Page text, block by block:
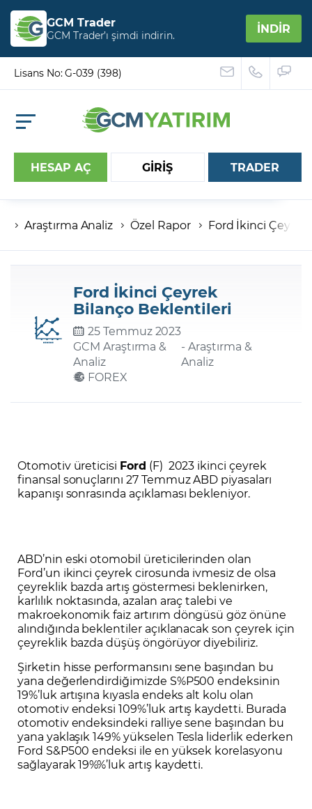
GCM Trader
GCM Trader’ı şimdi indirin. İNDİR
Lisans No: G-039 (398)
HESAP AÇ GİRİŞ
Hesap numaranız
Şifreniz
Şifremi Unuttum
TRADER
Araştırma Analiz Özel Rapor Ford İkinci
Ford İkinci Çeyrek
Bilanço Beklentileri
25 Temmuz 2023
GCM Araştırma &
Analiz
- Araştırma &
Analiz
FOREX
Otomotiv üreticisi Ford (F) 2023 ikinci çeyrek
finansal sonuçlarını 27 Temmuz ABD piyasaları
kapanışı sonrasında açıklaması bekleniyor.
ABD’nin eski otomobil üreticilerinden olan
Ford’un ikinci çeyrek cirosunda ivmesiz de olsa
çeyreklik bazda artış göstermesi beklenirken,
karlılık noktasında, azalan araç talebi ve
makroekonomik faiz artırım döngüsü göz önüne
alındığında beklentiler açıklanacak son çeyrek için
çeyreklik bazda düşüş öngörüyor diyebiliriz.
Şirketin hisse performansını sene başından bu
yana değerlendirdiğimizde S%P500 endeksinin
19%’luk artışına kıyasla endeks alt kolu olan
otomotiv endeksi 109%’luk artış kaydetti. Burada
otomotiv endeksindeki ralliye sene başından bu
yana yaklaşık 149% yükselen Tesla liderlik ederken
Ford S&P500 endeksi ile en yüksek korelasyonu
sağlayarak 19%%’luk artış kaydetti.